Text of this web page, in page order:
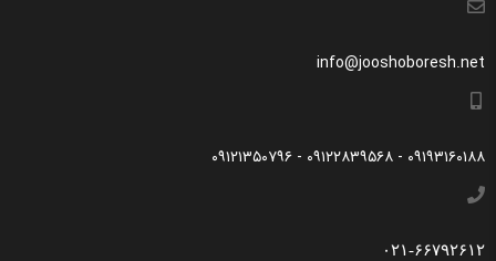
info@jooshoboresh.net
۰۹۱۹۳۱۶۰۱۸۸ - ۰۹۱۲۲۸۳۹۵۶۸ - ۰۹۱۲۱۳۵۰۷۹۶
۰۲۱-۶۶۷۹۲۶۱۲